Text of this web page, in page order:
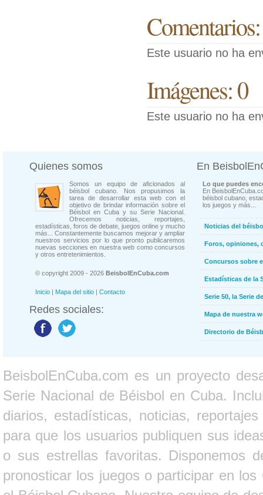
Este usuario no ha
Imágenes: 0
Este usuario no ha
Quienes somos
Somos un equipo de aficionados al
béisbol cubano. Nos propusimos la
tarea de desarrollar esta web con el
objetivo de brindar información sobre el
Béisbol en Cuba y su Serie Nacional.
Ofrecemos noticias, reportajes,
estadísticas, foros de debate, juegos online y mucho
más... Constantemente buscamos mejorar y ampliar
nuestros servicios por lo que pronto publicaremos
nuevas secciones en nuestra web como concursos
y otros entretenimientos.
© copyright 2009 - 2026 BeisbolEnCuba.com
Inicio | Mapa del sitio | Contacto
Redes sociales:
En
Lo que puedes
En
béisbol cubano,
los juegos y más...
Noticias del
Foros, opiniones,
Concursos sobre
Estadísticas de la
Serie 50, la Serie
Mapa de nuestra
Directorio de
BeisbolEnCuba.com es un proyecto
Serie Nacional de Béisbol en Cuba.
diarios, estadísticas, noticias,
para que los usuarios publiquen sus
o sus estrellas favoritas. Disponemos
pronosticar los juegos o participar en